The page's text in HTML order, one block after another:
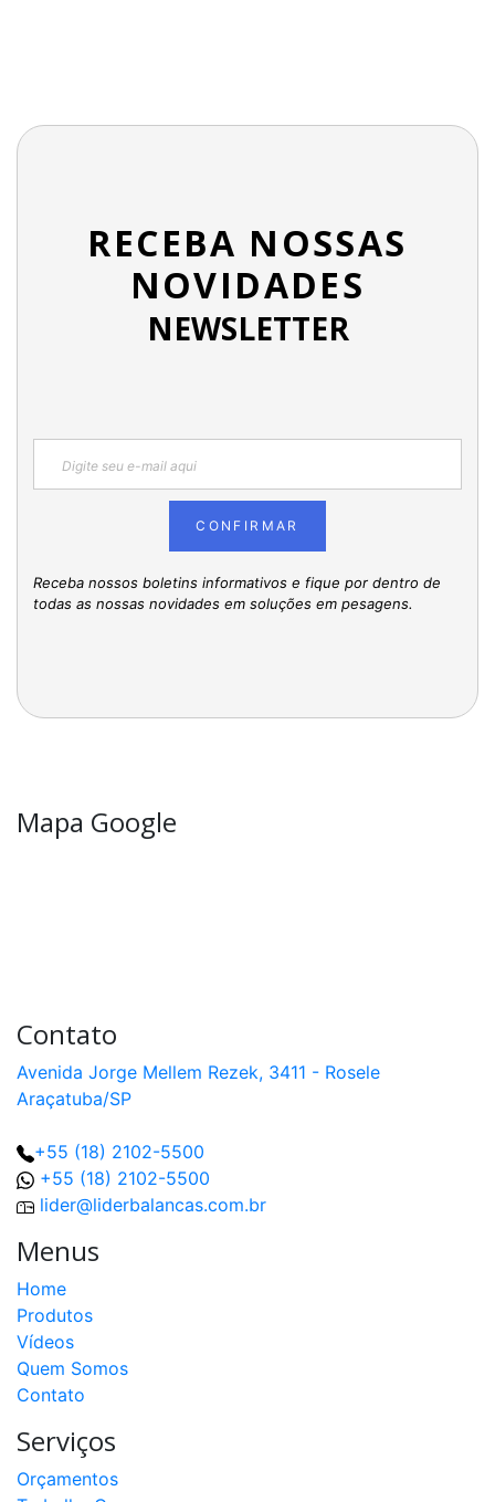
RECEBA NOSSAS
NOVIDADES
NEWSLETTER
CONFIRMAR
Receba nossos boletins informativos e fique por dentro de
todas as nossas novidades em soluções em pesagens.
Mapa Google
Contato
Avenida Jorge Mellem Rezek, 3411 - Rosele
Araçatuba/SP
+55 (18) 2102-5500
+55 (18) 2102-5500
lider@liderbalancas.com.br
Menus
Home
Produtos
Vídeos
Quem Somos
Contato
Serviços
Orçamentos